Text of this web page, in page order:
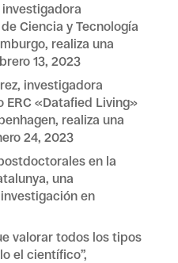
Ciencia y Tecnología
realiza una
13, 2023
investigadora
«Datafied Living»
realiza una
24, 2023
en la
una
en
valorar todos los tipos
el científico”,